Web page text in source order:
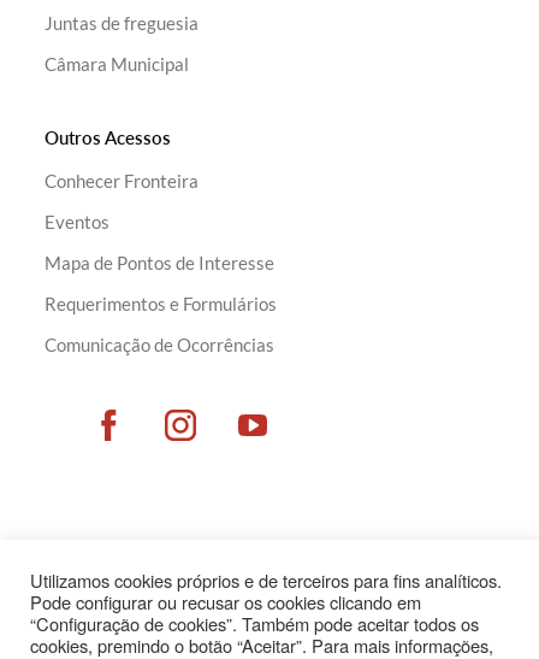
Filtros
Juntas de freguesia
Câmara Municipal
Outros Acessos
Conhecer Fronteira
Eventos
Mapa de Pontos de Interesse
Requerimentos e Formulários
Comunicação de Ocorrências
Utilizamos cookies próprios e de terceiros para fins analíticos.
Pode configurar ou recusar os cookies clicando em
“Configuração de cookies”. Também pode aceitar todos os
cookies, premindo o botão “Aceitar”. Para mais informações,